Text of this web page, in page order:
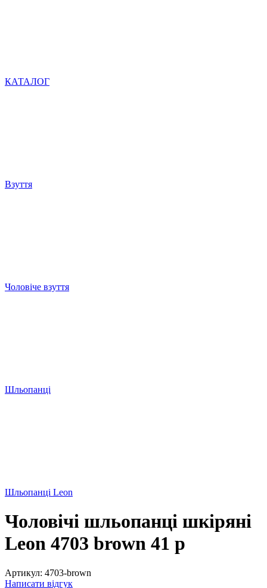
КАТАЛОГ
Взуття
Чоловіче взуття
Шльопанці
Шльопанці Leon
Чоловічі шльопанці шкіряні
Leon 4703 brown 41 р
Артикул: 4703-brown
Написати відгук